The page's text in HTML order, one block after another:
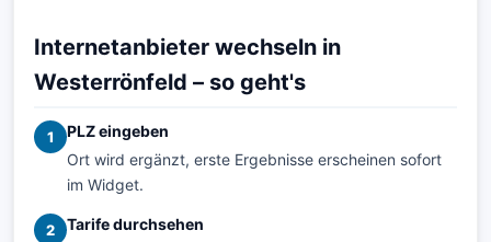
Internetanbieter wechseln in
Westerrönfeld – so geht's
1
PLZ eingeben
Ort wird ergänzt, erste Ergebnisse erscheinen sofort
im Widget.
2
Tarife durchsehen